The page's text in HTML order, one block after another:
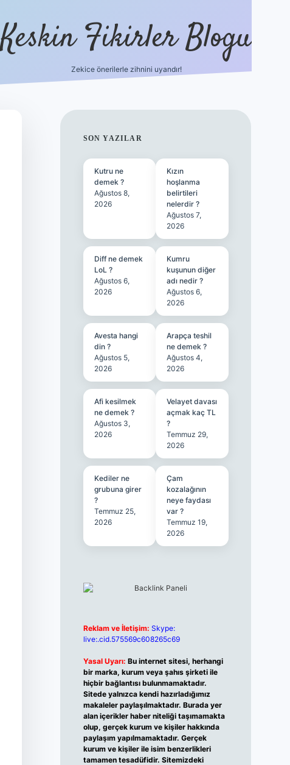
Keskin Fikirler Blogu
Zekice önerilerle zihnini uyandır!
SIDEBAR
SON YAZILAR
Kutru ne
demek ?
Ağustos 8,
2026
Kızın
hoşlanma
belirtileri
nelerdir ?
Ağustos 7,
2026
Diff ne demek
LoL ?
Ağustos 6,
2026
Kumru
kuşunun diğer
adı nedir ?
Ağustos 6,
2026
Avesta hangi
din ?
Ağustos 5,
2026
Arapça teshil
ne demek ?
Ağustos 4,
2026
Afi kesilmek
ne demek ?
Ağustos 3,
2026
Velayet davası
açmak kaç TL
?
Temmuz 29,
2026
Kediler ne
grubuna girer
?
Temmuz 25,
2026
Çam
kozalağının
neye faydası
var ?
Temmuz 19,
2026
Reklam ve İletişim: Skype:
live:.cid.575569c608265c69
Yasal Uyarı: Bu internet sitesi, herhangi
bir marka, kurum veya şahıs şirketi ile
hiçbir bağlantısı bulunmamaktadır.
Sitede yalnızca kendi hazırladığımız
makaleler paylaşılmaktadır. Burada yer
alan içerikler haber niteliği taşımamakta
olup, gerçek kurum ve kişiler hakkında
paylaşım yapılmamaktadır. Gerçek
kurum ve kişiler ile isim benzerlikleri
tamamen tesadüfidir. Sitemizdeki